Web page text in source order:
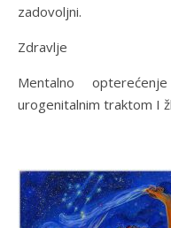
zadovoljni.
Zdravlje
Mentalno
urogenitalnim traktom I